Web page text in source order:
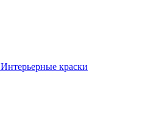
Интерьерные краски